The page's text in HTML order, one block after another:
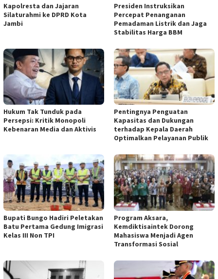
Kapolresta dan Jajaran
Silaturahmi ke DPRD Kota
Jambi
Presiden Instruksikan
Percepat Penanganan
Pemadaman Listrik dan Jaga
Stabilitas Harga BBM
Hukum Tak Tunduk pada
Persepsi: Kritik Monopoli
Kebenaran Media dan Aktivis
Pentingnya Penguatan
Kapasitas dan Dukungan
terhadap Kepala Daerah
Optimalkan Pelayanan Publik
Bupati Bungo Hadiri Peletakan
Batu Pertama Gedung Imigrasi
Kelas III Non TPI
Program Aksara,
Kemdiktisaintek Dorong
Mahasiswa Menjadi Agen
Transformasi Sosial